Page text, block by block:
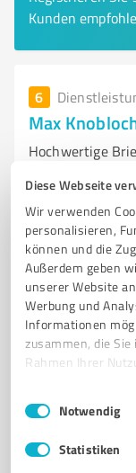
Diese Webseite
Wir verwenden
personalisieren,
können und die
Außerdem geben
unserer Website
Werbung und
Informationen
zusammen, die
Rahmen Ihrer
Impressum
Einwilligungsauswahl
Notwendig
Statistiken
Kunden
6
Max
Hochwertige
BRIEFKÄSTEN
INDIVIDUELLE
KUNDENSERVICE
FREISTEHENDE
UNTERPUTZ-
Burgstraße